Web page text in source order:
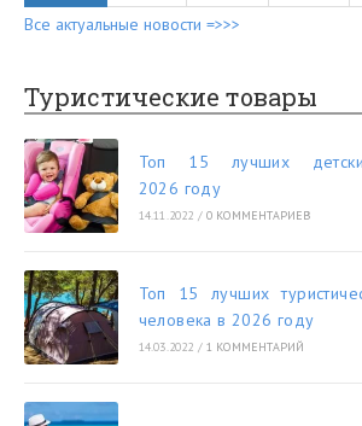
Все актуальные новости =>>>
Туристические товары
Топ 15 лучших
2026 году
14.11.2022 / 0 КОММЕНТАРИЕВ
Топ 15 лучших
человека в 2026 году
14.03.2022 / 1 КОММЕНТАРИЙ